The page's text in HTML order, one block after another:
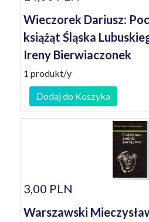
Wieczorek Dariusz:
książąt Śląska
Ireny Bierwiaczonek
1 produkt/y
Dodaj do Koszyka
3,00 PLN
Warszawski